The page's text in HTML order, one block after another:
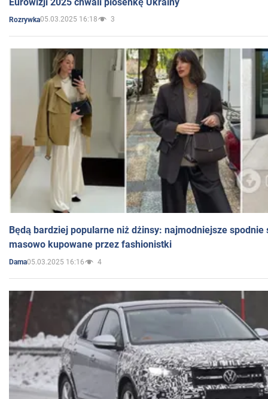
Rozrywka05.03.2025 16:18 3
Będą bardziej popularne niż dżinsy: najmodniejsze spodnie
masowo kupowane przez fashionistki
Dama05.03.2025 16:16 4